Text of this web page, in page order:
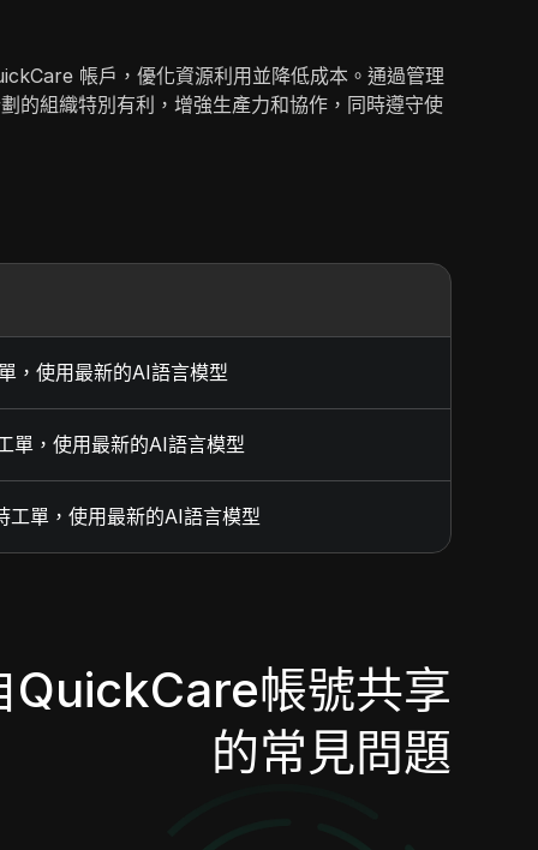
帳戶，優化資源利用並降低成本。通過管理
的組織特別有利，增強生產力和協作，同時遵守使
，使用最新的AI語言模型
單，使用最新的AI語言模型
單，使用最新的AI語言模型
QuickCare帳號共享
的常見問題